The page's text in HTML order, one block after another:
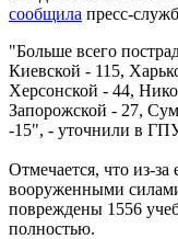
сообщила пресс-
"Больше всего
Киевской - 115,
Херсонской - 44,
Запорожской - 27,
-15", - уточнили в
Отмечается, что из-
вооруженными
повреждены 1556
полностью.